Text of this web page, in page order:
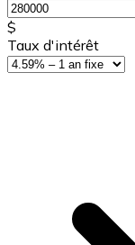
$
Taux d'intérêt